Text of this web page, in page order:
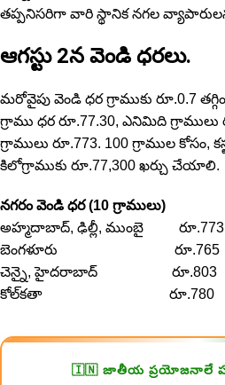
తప్పనిసరిగా వారి స్థానిక నగల
ఆగస్టు 2న వెండి ధరలు.
మరోవైపు వెండి ధర గ్రాముకు రూ.0.7
గ్రాము ధర రూ.77.30, ఎనిమిది గ్రాములు
గ్రాములు రూ.773. 100 గ్రాముల కోసం,
కిలోగ్రాముకు రూ.77,300 ఖర్చు చేయాలి.
నగరం వెండి ధర (10 గ్రాములు)
అహ్మదాబాద్, ఢిల్లీ, ముంబై రూ.773
బెంగళూరు రూ.765
చెన్నై, హైదరాబాద్ రూ.803
కోల్‌కతా రూ.780
🇮🇳 జాతీయ ప్రయోజనాలే